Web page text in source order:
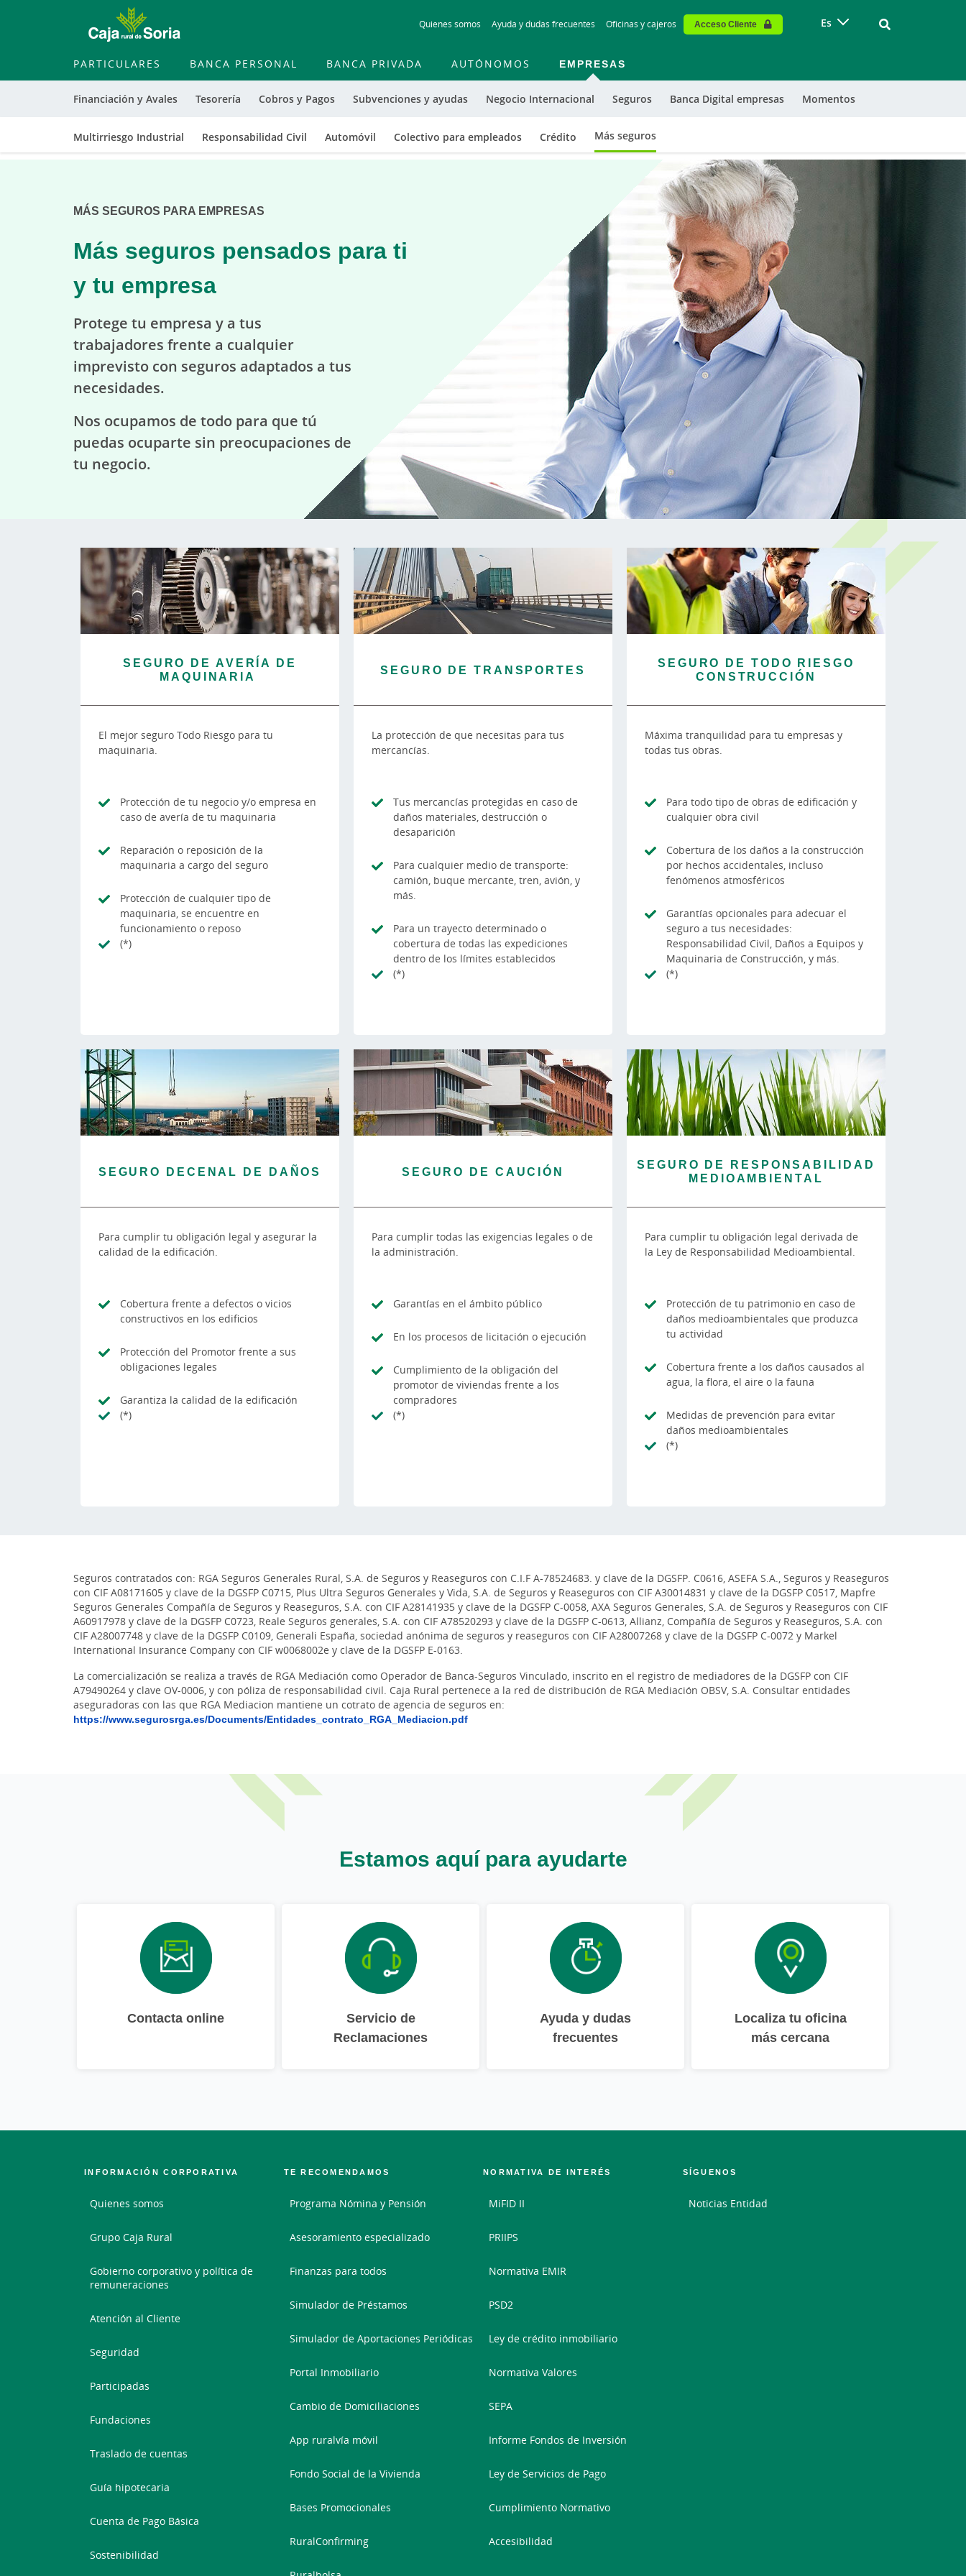
to
contentt
Quienes somos Ayuda y dudas frecuentes Oficinas y cajeros Acceso Cliente Es Vinculo -
PARTICULARES BANCA PERSONAL BANCA PRIVADA AUTÓNOMOS EMPRESAS
Financiación y Avales Tesorería Cobros y Pagos Subvenciones y ayudas Negocio Internacional Seguros
Multirriesgo Industrial Responsabilidad Civil Automóvil Colectivo para empleados Crédito Más seguros
Banca Digital empresas Momentos
MÁS SEGUROS PARA EMPRESAS
Más seguros pensados para ti
y tu empresa
Protege tu empresa y a tus
trabajadores frente a cualquier
imprevisto con seguros adaptados a tus
necesidades.
Nos ocupamos de todo para que tú
puedas ocuparte sin preocupaciones de
tu negocio.
SEGURO DE AVERÍA DE
MAQUINARIA
El mejor seguro Todo Riesgo para tu
maquinaria.
Protección de tu negocio y/o empresa en
caso de avería de tu maquinaria
Reparación o reposición de la
maquinaria a cargo del seguro
Protección de cualquier tipo de
maquinaria, se encuentre en
funcionamiento o reposo
(*)
SEGURO DE TRANSPORTES
La protección de que necesitas para tus
mercancías.
Tus mercancías protegidas en caso de
daños materiales, destrucción o
desaparición
Para cualquier medio de transporte:
camión, buque mercante, tren, avión, y
más.
Para un trayecto determinado o
cobertura de todas las expediciones
dentro de los límites establecidos
(*)
SEGURO DE TODO RIESGO
CONSTRUCCIÓN
Máxima tranquilidad para tu empresas y
todas tus obras.
Para todo tipo de obras de edificación y
cualquier obra civil
Cobertura de los daños a la construcción
por hechos accidentales, incluso
fenómenos atmosféricos
Garantías opcionales para adecuar el
seguro a tus necesidades:
Responsabilidad Civil, Daños a Equipos y
Maquinaria de Construcción, y más.
(*)
SEGURO DECENAL DE DAÑOS
Para cumplir tu obligación legal y asegurar la
calidad de la edificación.
Cobertura frente a defectos o vicios
constructivos en los edificios
Protección del Promotor frente a sus
obligaciones legales
Garantiza la calidad de la edificación
(*)
SEGURO DE CAUCIÓN
Para cumplir todas las exigencias legales o de
la administración.
Garantías en el ámbito público
En los procesos de licitación o ejecución
Cumplimiento de la obligación del
promotor de viviendas frente a los
compradores
(*)
SEGURO DE RESPONSABILIDAD
MEDIOAMBIENTAL
Para cumplir tu obligación legal derivada de
la Ley de Responsabilidad Medioambiental.
Protección de tu patrimonio en caso de
daños medioambientales que produzca
tu actividad
Cobertura frente a los daños causados al
agua, la flora, el aire o la fauna
Medidas de prevención para evitar
daños medioambientales
(*)
Seguros contratados con: RGA Seguros Generales Rural, S.A. de Seguros y Reaseguros con C.I.F A-78524683. y clave de la DGSFP. C0616, ASEFA S.A., Seguros y Reaseguros
con CIF A08171605 y clave de la DGSFP C0715, Plus Ultra Seguros Generales y Vida, S.A. de Seguros y Reaseguros con CIF A30014831 y clave de la DGSFP C0517, Mapfre
Seguros Generales Compañía de Seguros y Reaseguros, S.A. con CIF A28141935 y clave de la DGSFP C-0058, AXA Seguros Generales, S.A. de Seguros y Reaseguros con CIF
A60917978 y clave de la DGSFP C0723, Reale Seguros generales, S.A. con CIF A78520293 y clave de la DGSFP C-0613, Allianz, Compañía de Seguros y Reaseguros, S.A. con
CIF A28007748 y clave de la DGSFP C0109, Generali España, sociedad anónima de seguros y reaseguros con CIF A28007268 y clave de la DGSFP C-0072 y Markel
International Insurance Company con CIF w0068002e y clave de la DGSFP E-0163.
La comercialización se realiza a través de RGA Mediación como Operador de Banca-Seguros Vinculado, inscrito en el registro de mediadores de la DGSFP con CIF
A79490264 y clave OV-0006, y con póliza de responsabilidad civil. Caja Rural pertenece a la red de distribución de RGA Mediación OBSV, S.A. Consultar entidades
aseguradoras con las que RGA Mediacion mantiene un cotrato de agencia de seguros en:
https://www.segurosrga.es/Documents/Entidades_contrato_RGA_Mediacion.pdf
Estamos aquí para ayudarte
Contacta online
Servicio de
Reclamaciones
Ayuda y dudas
frecuentes
Localiza tu oficina
más cercana
INFORMACIÓN CORPORATIVA
Quienes somos
Grupo Caja Rural
Gobierno corporativo y política de
remuneraciones
Atención al Cliente
Seguridad
Participadas
Fundaciones
Traslado de cuentas
Guía hipotecaria
Cuenta de Pago Básica
Sostenibilidad
TE RECOMENDAMOS
Programa Nómina y Pensión
Asesoramiento especializado
Finanzas para todos
Simulador de Préstamos
Simulador de Aportaciones Periódicas
Portal Inmobiliario
Cambio de Domiciliaciones
App ruralvía móvil
Fondo Social de la Vivienda
Bases Promocionales
RuralConfirming
NORMATIVA DE INTERÉS
MiFID II
PRIIPS
Normativa EMIR
PSD2
Ley de crédito inmobiliario
Normativa Valores
SEPA
Informe Fondos de Inversión
Ley de Servicios de Pago
Cumplimiento Normativo
Accesibilidad
SÍGUENOS
Noticias Entidad